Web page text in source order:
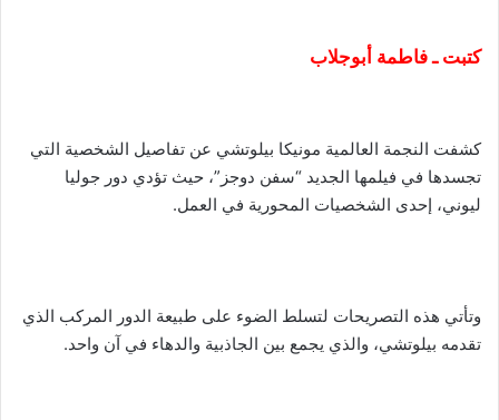
كتبت ـ فاطمة أبوجلاب
كشفت النجمة العالمية مونيكا بيلوتشي عن تفاصيل الشخصية التي
تجسدها في فيلمها الجديد “سفن دوجز”، حيث تؤدي دور جوليا
ليوني، إحدى الشخصيات المحورية في العمل.
وتأتي هذه التصريحات لتسلط الضوء على طبيعة الدور المركب الذي
تقدمه بيلوتشي، والذي يجمع بين الجاذبية والدهاء في آن واحد.